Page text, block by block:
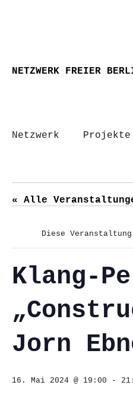
NETZWERK FREIER
Netzwerk Projekte
« Alle
Diese
Klang-
Jorn
16. Mai 2024 @ 19:00 -